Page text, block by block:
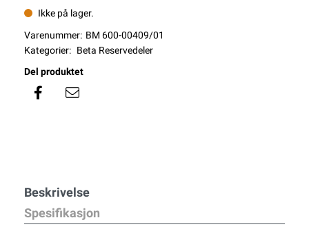
Ikke på lager.
Varenummer: BM 600-00409/01
Kategorier: Beta Reservedeler
Del produktet
Beskrivelse
Spesifikasjon